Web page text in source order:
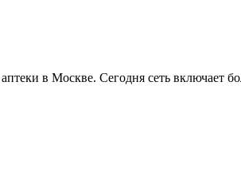
в Москве. Сегодня сеть включает